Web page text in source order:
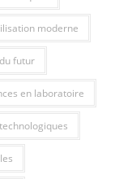
moderne
futur
en laboratoire